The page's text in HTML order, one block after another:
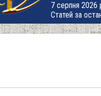
7 серпня 2026
Статей за